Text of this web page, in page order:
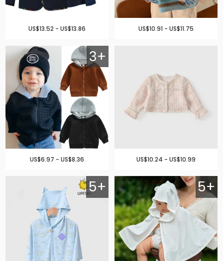
US$10.91 - US$11.75
US$13.52 - US$13.86
US$10.24 - US$10.99
3+
US$6.97 - US$8.36
5+
5+